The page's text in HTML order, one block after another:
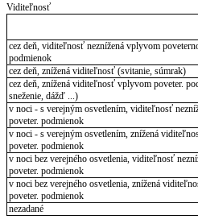
Viditeľnosť
cez deň, viditeľnosť neznížená vplyvom
podmienok
cez deň, znížená viditeľnosť (svitanie, súmrak)
cez deň, znížená viditeľnosť vplyvom poveter.
sneženie, dážď ...)
v noci - s verejným osvetlením, viditeľnosť
poveter. podmienok
v noci - s verejným osvetlením, znížená
poveter. podmienok
v noci bez verejného osvetlenia, viditeľnosť
poveter. podmienok
v noci bez verejného osvetlenia, znížená
poveter. podmienok
nezadané